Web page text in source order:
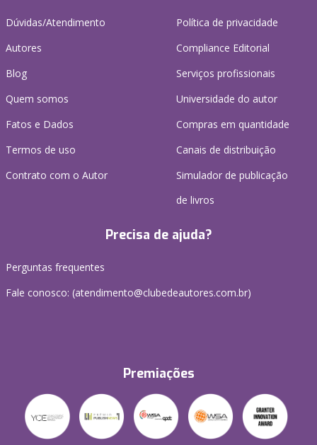
Dúvidas/Atendimento
Autores
Blog
Quem somos
Fatos e Dados
Termos de uso
Contrato com o Autor
Política de privacidade
Compliance Editorial
Serviços profissionais
Universidade do autor
Compras em quantidade
Canais de distribuição
Simulador de publicação
de livros
Precisa de ajuda?
Perguntas frequentes
Fale conosco: (atendimento@clubedeautores.com.br)
Premiações